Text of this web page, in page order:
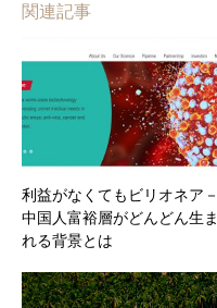
関連記事
利益がなくてもビリオネア－
中国人富裕層がどんどん生ま
れる背景とは